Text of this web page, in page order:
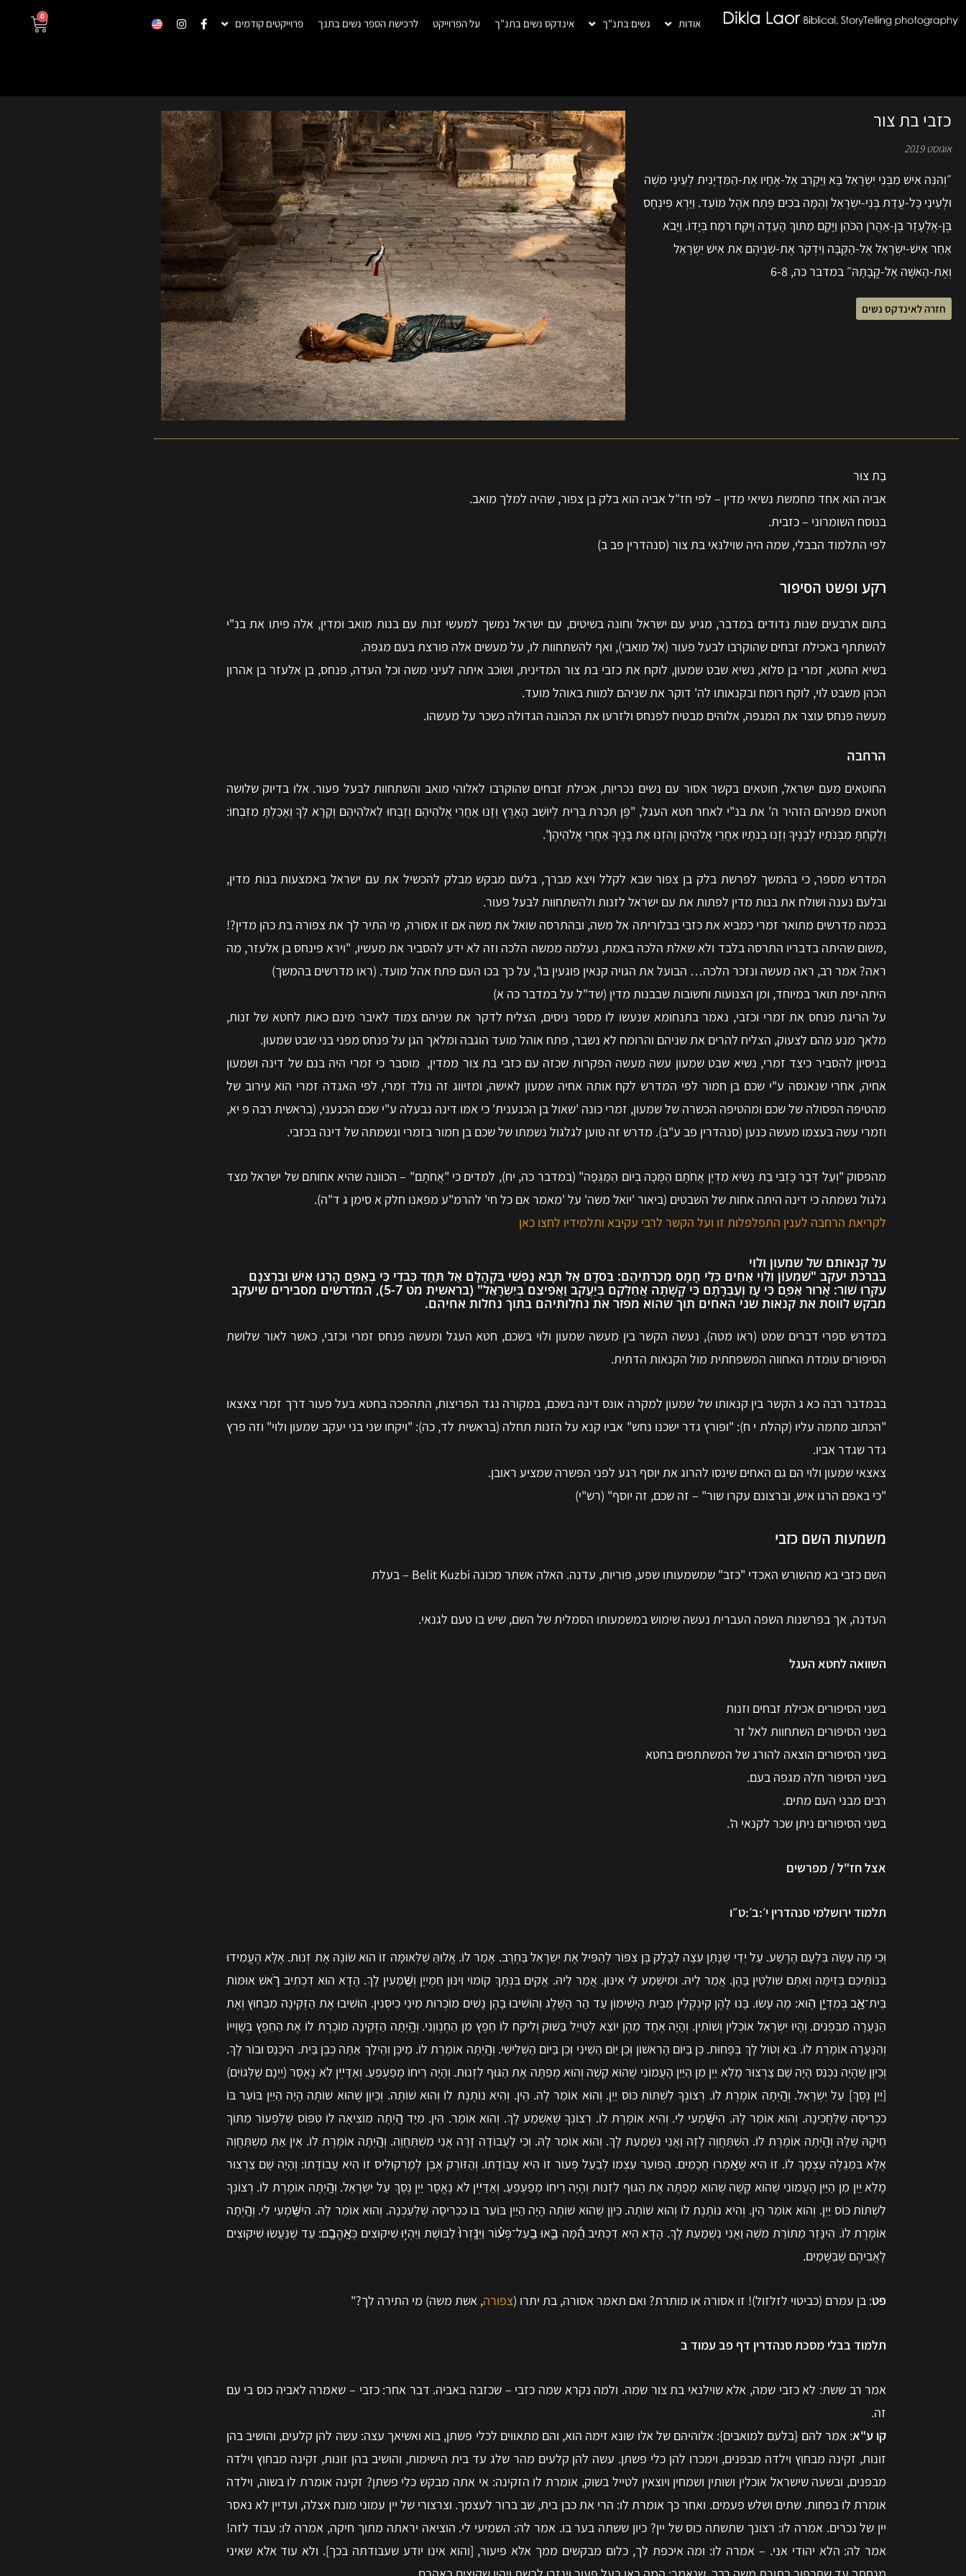
אודות נשים בתנ"ך אינדקס נשים בתנ"ך על הפרוייקט לרכישת הספר נשים בתנך פרוייקטים קודמים
0
כזבי בת צור
אוגוסט 2019
״וְהִנֵּה אִישׁ מִבְּנֵי יִשְׂרָאֵל בָּא וַיַּקְרֵב אֶל-אֶחָיו אֶת-הַמִּדְיָנִית לְעֵינֵי מֹשֶׁה
וּלְעֵינֵי כָּל-עֲדַת בְּנֵי-יִשְׂרָאֵל וְהֵמָּה בֹכִים פֶּתַח אֹהֶל מוֹעֵד. וַיַּרְא פִּינְחָס
בֶּן-אֶלְעָזָר בֶּן-אַהֲרֹן הַכֹּהֵן וַיָּקָם מִתּוֹךְ הָעֵדָה וַיִּקַּח רֹמַח בְּיָדוֹ. וַיָּבֹא
אַחַר אִישׁ-יִשְׂרָאֵל אֶל-הַקֻּבָּה וַיִּדְקֹר אֶת-שְׁנֵיהֶם אֵת אִישׁ יִשְׂרָאֵל
וְאֶת-הָאִשָּׁה אֶל-קֳבָתָהּ״ במדבר כה, 6-8
חזרה לאינדקס נשים
בַת צוּר
אביה הוא אחד מחמשת נשיאי מדין – לפי חז"ל אביה הוא בלק בן צפור, שהיה למלך מואב.
בנוסח השומרוני – כזבית.
לפי התלמוד הבבלי, שמה היה שוילנאי בת צור (סנהדרין פב ב)
רקע ופשט הסיפור
בתום ארבעים שנות נדודים במדבר, מגיע עם ישראל וחונה בשיטים, עם ישראל נמשך למעשי זנות עם בנות מואב ומדין, אלה פיתו את בנ"י
להשתתף באכילת זבחים שהוקרבו לבעל פעור (אל מואבי), ואף להשתחוות לו, על מעשים אלה פורצת בעם מגפה.
בשיא החטא, זמרי בן סלוא, נשיא שבט שמעון, לוקח את כזבי בת צור המדינית, ושוכב איתה לעיני משה וכל העדה, פנחס, בן אלעזר בן אהרון
הכהן משבט לוי, לוקח רומח ובקנאותו לה' דוקר את שניהם למוות באוהל מועד.
מעשה פנחס עוצר את המגפה, אלוהים מבטיח לפנחס ולזרעו את הכהונה הגדולה כשכר על מעשהו.
הרחבה
החוטאים מעם ישראל, חוטאים בקשר אסור עם נשים נכריות, אכילת זבחים שהוקרבו לאלוהי מואב והשתחוות לבעל פעור. אלו בדיוק שלושה
חטאים מפניהם הזהיר ה' את בנ"י לאחר חטא העגל, "פֶּן תִּכְרֹת בְּרִית לְיוֹשֵׁב הָאָרֶץ וְזָנוּ אַחֲרֵי אֱלֹהֵיהֶם וְזָבְחוּ לֵאלֹהֵיהֶם וְקָרָא לְךָ וְאָכַלְתָּ מִזִּבְחוֹ:
וְלָקַחְתָּ מִבְּנֹתָיו לְבָנֶיךָ וְזָנוּ בְנֹתָיו אַחֲרֵי אֱלֹהֵיהֶן וְהִזְנוּ אֶת בָּנֶיךָ אַחֲרֵי אֱלֹהֵיהֶן".
המדרש מספר, כי בהמשך לפרשת בלק בן צפור שבא לקלל ויצא מברך, בלעם מבקש מבלק להכשיל את עם ישראל באמצעות בנות מדין,
ובלעם נענה ושולח את בנות מדין לפתות את עם ישראל לזנות ולהשתחוות לבעל פעור.
בכמה מדרשים מתואר זמרי כמביא את כזבי בבלוריתה אל משה, ובהתרסה שואל את משה אם זו אסורה, מי התיר לך את צפורה בת כהן מדין?!
,משום שהיתה בדבריו התרסה בלבד ולא שאלת הלכה באמת, נעלמה ממשה הלכה וזה לא ידע להסביר את מעשיו, "וירא פינחס בן אלעזר, מה
ראה? אמר רב, ראה מעשה ונזכר הלכה… הבועל את הגויה קנאין פוגעין בו", על כך בכו העם פתח אהל מועד. (ראו מדרשים בהמשך)
היתה יפת תואר במיוחד, ומן הצנועות וחשובות שבבנות מדין (שד"ל על במדבר כה א)
על הריגת פנחס את זמרי וכזבי, נאמר בתנחומא שנעשו לו מספר ניסים, הצליח לדקר את שניהם צמוד לאיבר מינם כאות לחטא של זנות,
מלאך מנע מהם לצעוק, הצליח להרים את שניהם והרומח לא נשבר, פתח אוהל מועד הוגבה ומלאך הגן על פנחס מפני בני שבט שמעון.
בניסיון להסביר כיצד זמרי, נשיא שבט שמעון עשה מעשה הפקרות שכזה עם כזבי בת צור ממדין, מוסבר כי זמרי היה בנם של דינה ושמעון
אחיה, אחרי שנאנסה ע"י שכם בן חמור לפי המדרש לקח אותה אחיה שמעון לאישה, ומזיווג זה נולד זמרי, לפי האגדה זמרי הוא עירוב של
מהטיפה הפסולה של שכם ומהטיפה הכשרה של שמעון, זמרי כונה 'שאול בן הכנענית' כי אמו דינה נבעלה ע"י שכם הכנעני, (בראשית רבה פ יא,
וזמרי עשה בעצמו מעשה כנען (סנהדרין פב ע"ב). מדרש זה טוען לגלגול נשמתו של שכם בן חמור בזמרי ונשמתה של דינה בכזבי.
מהפסוק "וְעַל דְּבַר כָּזְבִּי בַת נְשִׂיא מִדְיָן אֲחֹתָם הַמֻּכָּה בְיוֹם הַמַּגֵּפָה" (במדבר כה, יח), למדים כי "אֲחֹתָם" – הכוונה שהיא אחותם של ישראל מצד
גלגול נשמתה כי דינה היתה אחות של השבטים (ביאור 'יואל משה' על 'מאמר אם כל חי' להרמ"ע מפאנו חלק א סימן ג ד"ה).
לקריאת הרחבה לענין התפלפלות זו ועל הקשר לרבי עקיבא ותלמידיו לחצו כאן
על קנאותם של שמעון ולוי
בברכת יעקב "שִׁמְעוֹן וְלֵוִי אַחִים כְּלֵי חָמָס מְכֵרֹתֵיהֶם: בְּסֹדָם אַל תָּבֹא נַפְשִׁי בִּקְהָלָם אַל תֵּחַד כְּבֹדִי כִּי בְאַפָּם הָרְגוּ אִישׁ וּבִרְצֹנָם
עִקְּרוּ שׁוֹר: אָרוּר אַפָּם כִּי עָז וְעֶבְרָתָם כִּי קָשָׁתָה אֲחַלְּקֵם בְּיַעֲקֹב וַאֲפִיצֵם בְּיִשְׂרָאֵל" (בראשית מט 5-7), המדרשים מסבירים שיעקב
מבקש לווסת את קנאות שני האחים תוך שהוא מפזר את נחלותיהם בתוך נחלות אחיהם.
במדרש ספרי דברים שמט (ראו מטה), נעשה הקשר בין מעשה שמעון ולוי בשכם, חטא העגל ומעשה פנחס זמרי וכזבי, כאשר לאור שלושת
הסיפורים עומדת האחווה המשפחתית מול הקנאות הדתית.
בבמדבר רבה כא ג הקשר בין קנאותו של שמעון למקרה אונס דינה בשכם, במקורה נגד הפריצות, התהפכה בחטא בעל פעור דרך זמרי צאצאו
"הכתוב מתמה עליו (קהלת י ח): "ופורץ גדר ישכנו נחש" אביו קנא על הזנות תחלה (בראשית לד, כה): "ויקחו שני בני יעקב שמעון ולוי" וזה פרץ
גדר שגדר אביו.
צאצאי שמעון ולוי הם גם האחים שינסו להרוג את יוסף רגע לפני הפשרה שמציע ראובן.
"כי באפם הרגו איש, וברצונם עקרו שור" – זה שכם, זה יוסף" (רש"י)
משמעות השם כזבי
השם כזבי בא מהשורש האכדי "כזב" שמשמעותו שפע, פוריות, עדנה. האלה אשתר מכונה Belit Kuzbi – בעלת
העדנה, אך בפרשנות השפה העברית נעשה שימוש במשמעותו הסמלית של השם, שיש בו טעם לגנאי.
השוואה לחטא העגל
בשני הסיפורים אכילת זבחים וזנות
בשני הסיפורים השתחוות לאל זר
בשני הסיפורים הוצאה להורג של המשתתפים בחטא
בשני הסיפור חלה מגפה בעם.
רבים מבני העם מתים.
בשני הסיפורים ניתן שכר לקנאי ה'.
אצל חז"ל / מפרשים
תלמוד ירושלמי סנהדרין י׳:ב׳:ט״ו
וְכִי מֶה עָשָׂה בִּלְעָם הָרָשָׁע. עַל יְדֵי שֶׁנָּתַן עֵצָה לְבָלָק בֶּן צִפּוֹר לְהַפִּיל אֶת יִשְׂרָאֵל בַּחֶרֶב. אָמַר לוֹ. אֱלוּהַּ שֶׁלְּאוּמָּה זוֹ הוּא שׂוֹנֶה אֶת זְנוּת. אֶלָּא הֶעֱמִידוּ
בְנוֹתֵיכֶם בְּזִימָּה וְאַתֶּם שׁוֹלְטִין בָּהֶן. אֲמַר לֵיהּ. וּמִישְׁמַע לִי אִינּוּן. אֲמַר לֵיהּ. אֲקִים בִּנְתָּךְ קוֹמוֹי וִינּוּן חַמְייָן וְשָֽׁמְעִין לָךְ. הָדָא הוּא דִכְתִיב רֹ֣אשׁ אוּמּוֹת
בֵּית־אָ֛ב בְּמִדְיָ֖ן הֽוּא: מֶה עָשׂוּ. בָּנוּ לָהֶן קִינְקְלִין מִבֵּית הַיְשִׁימוֹן עַד הַר הַשֶּׁלֶג וְהוֹשִׁיבוּ בָהֶן נָשִׁים מוֹכְרוּת מִינֵי כִיסְנִין. הוֹשִׁיבוּ אֶת הַזְּקֵינָה מִבַּחוּץ וְאֶת
הַנַּעֲרָה מִבִּפְנִים. וְהָיוּ יִשְׂרָאֵל אוֹכְלִין וְשׁוֹתִין. וְהָיָה אֶחָד מֵהֶן יוֹצֵא לְטַייֵל בַּשּׁוּק וְלִיקַּח לוֹ חֵפֶץ מִן הַחֶנְווָנִי. וְהָֽיְתָה הַזְּקֵינָה מוֹכֶרֶת לוֹ אֶת הַחֵפֶץ בְּשָׁוְייוֹ
וְהַנַּעֲרָה אוֹמֶרֶת לוֹ. בֹּא וְטוֹל לָךְ בְּפָחוּת. כֵּן בַּיּוֹם הָרִאשׁוֹן וְכֵן יַּוֹם הַשֵׁינִי וְכֵן בַּיּוֹם הַשְּׁלִישִׁי. וְהָֽיְתָה אוֹמֶרֶת לוֹ. מִיכָּן וְהֵילַךְ אַתָּה כְבֶן בַּיִת. הִיכָּנֵס וּבוֹר לָךְ.
וְכֵיוָן שֶׁהָיָה נִכְנַס הָיָה שָׁם צַרְצוּר מָלֵא יַיִן מִן הַיַּיִן הָעֲמוֹנִי שֶׁהוּא קָשֶׁה וְהוּא מְפַתֶּה אֶת הַגּוּף לִזְנוּת. וְהָיָה רֵיחוֹ מְפַעְפֵעַ. וְאַדַּײִן לֹא נֶאֱסָר (יֵיְנָם שֶׁלְּגוֹיִם)
[יַיִן נֶסֶךְ] עַל יִשְׂרָאֵל. וְהָֽיְתָה אוֹמֶרֶת לוֹ. רְצוֹנְךָ לִשְׁתּוֹת כּוֹס יַיִן. וְהוּא אוֹמֵר לָהּ. הֵין. וְהִיא נוֹתֶנֶת לוֹ וְהוּא שׁוֹתֶה. וְכֵיוָן שֶׁהוּא שׁוֹתֶה הָיָה הַיַיִן בּוֹעֵר בּוֹ
כִכְרִיסָה שֶׁלַּחֲכִינָה. וְהוּא אוֹמֵר לָהּ. הִישָּֽׁמְעִי לִי. וְהִיא אוֹמֶרֶת לוֹ. רְצוֹנְךָ שֶׁאֶשְׁמַע לָךְ. וְהוּא אוֹמֵר. הֵּין. מִיָּד הָֽיְתָה מוֹצִיאָה לוֹ טִפּוֹס שֶׁלִּפְעוֹר מִתּוֹךְ
חֵיקָהּ שֶׁלָּהּ וְהָֽיְתָה אוֹמֶרֶת לוֹ. הִשְׁתַּחֲוֶה לָזֶה וַאֲנִי נִשְׁמַעַת לָךְ. וְהוּא אוֹמֵר לָהּ. וְכִי לַעֲבוֹדָה זָרָה אֲנִי מִשְׁתַּחֲוֶה. וְהָֽיְתָה אוֹמֶרֶת לוֹ. אֵין אַתְּ מִשְׁתַּחֲוֶה
אֶלָּא בִּמְגַלֶּה עַצְמָךְ לוֹ. זוֹ הִיא שֶׁאָֽמְרוּ חֲכָמִים. הַפּוֹעֵר עַצְמוֹ לְבַעַל פְּעוֹר זוֹ הִיא עֲבוֹדָתוֹ. וְהַזּוֹרֵק אֶבֶן לְמֶרְקוּלִיס זוֹ הִיא עֲבוֹדָתוֹ: וְהָיָה שָׁם צַרְצוּר
מָלֵא יַיִן מִן הַיַּיִן הָעֲמוֹנִי שֶׁהוּא קָשֶׁה שֶׁהוּא מְפַתֶּה אֶת הַגּוּף לִזְנוּת וְהָיָה רֵיחוֹ מְפַעְפֵעַ. וְאַדַּײִן לֹא נֶאֱסָר יַיִן נֶסֶךְ עַל יִשְׂרָאֵל. וְהָֽיְתָה אוֹמֶרֶת לוֹ. רְצוֹנְךָ
לִשְׁתּוֹת כּוֹס יַיִן. וְהוּא אוֹמֵר הֵין. וְהִיא נוֹתֶנֶת לוֹ וְהוּא שׁוֹתֶה. כֵּיוָן שֶׁהוּא שׁוֹתֶה הָיָה הַיַיִן בּוֹעֵר בּוֹ כִכְרִיסָה שֶׁלְּעַכְנָה. וְהוּא אוֹמֵר לָהּ. הִישָּֽׁמְעִי לִי. וְהָֽיְתָה
אוֹמֶרֶת לוֹ. הִינָּזֵר מִתּוֹרַת מֹשֶׁה וַאֲנִי נִשְׁמַעַת לָךְ. הָדָא הִיא דִכְתִיב הֵ֜מָּה בָּ֣אוּ בַֽעַל־פְּע֗וֹר וַיִּנָּֽזְרוּ֙ לַבּוֹשֶׁת וַיִּהְי֥וּ שִׁיקּוּצִים כְּאָֽהֳבָֽם: עַד שֶׁנַּעֲשׂוּ שִׁיקּוּצִים
לָאֲבִיהֶם שֶׁבַּשָּׁמַיִם.
פט: בן עמרם (כביטוי לזלזול)! זו אסורה או מותרת? ואם תאמר אסורה, בת יתרו (צפורה, אשת משה) מי התירה לך?"
תלמוד בבלי מסכת סנהדרין דף פב עמוד ב
אמר רב ששת: לא כזבי שמה, אלא שוילנאי בת צור שמה. ולמה נקרא שמה כזבי – שכזבה באביה. דבר אחר: כזבי – שאמרה לאביה כוס בי עם
זה.
קו ע"א: אמר להם {בלעם למואבים}: אלוהיהם של אלו שונא זימה הוא, והם מתאווים לכלי פשתן, בוא ואשיאך עצה: עשה להן קלעים, והושיב בהן
זונות, זקינה מבחוץ וילדה מבפנים, וימכרו להן כלי פשתן. עשה להן קלעים מהר שלג עד בית הישימות, והושיב בהן זונות, זקינה מבחוץ וילדה
מבפנים, ובשעה שישראל אוכלין ושותין ושמחין ויוצאין לטייל בשוק, אומרת לו הזקינה: אי אתה מבקש כלי פשתן? זקינה אומרת לו בשוה, וילדה
אומרת לו בפחות. שתים ושלש פעמים. ואחר כך אומרת לו: הרי את כבן בית, שב ברור לעצמך. וצרצורי של יין עמוני מונח אצלה, ועדיין לא נאסר
יין של נכרים. אמרה לו: רצונך שתשתה כוס של יין? כיון ששתה בער בו. אמר לה: השמיעי לי. הוציאה יראתה מתוך חיקה, אמרה לו: עבוד לזה!
אמר לה: הלא יהודי אני. – אמרה לו: ומה איכפת לך, כלום מבקשים ממך אלא פיעור, [והוא אינו יודע שעבודתה בכך]. ולא עוד אלא שאיני